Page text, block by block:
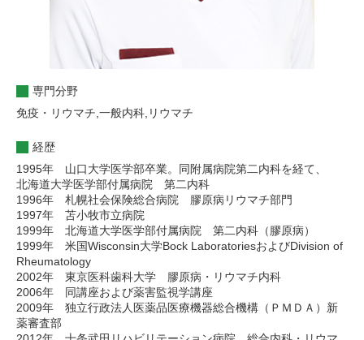
専門分野
免疫・リウマチ,一般内科,リウマチ
経歴
1995年 山口大学医学部卒業。同附属病院第二内科を経て、
北海道大学医学部付属病院 第二内科
1996年 札幌社会保険総合病院 膠原病リウマチ部門
1997年 苫小牧市立病院
1999年 北海道大学医学部付属病院 第二内科（膠原病）
1999年 米国Wisconsin大学Bock LaboratoriesおよびDivision of
Rheumatology
2002年 東京医科歯科大学 膠原病・リウマチ内科
2006年 同講座および薬害監視学講座
2009年 独立行政法人医薬品医療機器総合機構（ＰＭＤＡ）新
薬審査部